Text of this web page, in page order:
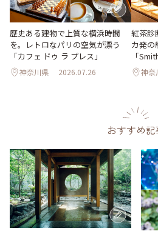
歴史ある建物で上質な横浜時間
を。レトロなパリの空気が漂う
「カフェ ドゥ ラ プレス」
神奈川県 2026.07.26
紅茶診
カ発の
「
神奈
おすすめ記